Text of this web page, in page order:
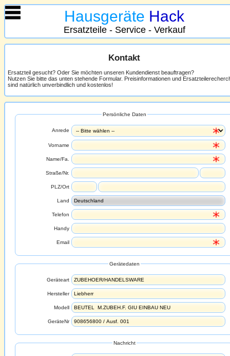
Hausgeräte Hack
Ersatzteile - Service - Verkauf
Kontakt
Ersatzteil gesucht? Oder Sie möchten unseren Kundendienst beauftragen?
Nutzen Sie bitte das unten stehende Formular. Preisinformationen und
sind natürlich unverbindlich und kostenlos!
Persönliche Daten
Anrede
Vorname
Name/Fa.
Straße/Nr.
PLZ/Ort
Land
Telefon
Handy
Email
Gerätedaten
Geräteart
Hersteller
Modell
GeräteNr
Nachricht